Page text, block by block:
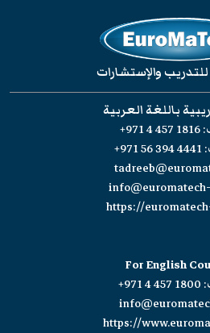
والإستشارات
باللغة العربية
+971 4 457 1816
+971 56 394 4441
https://
For English
+971 4 457 1800
https://